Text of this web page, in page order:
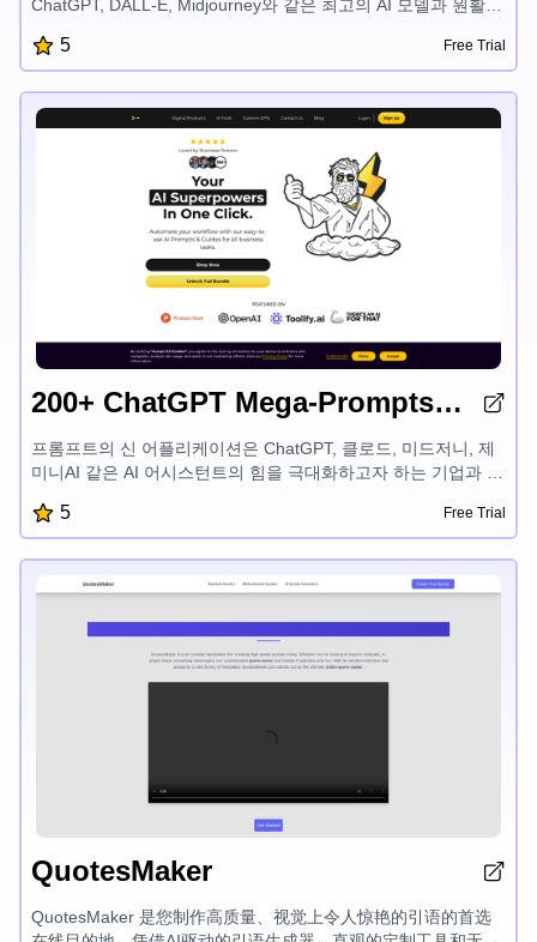
ChatGPT, DALL-E, Midjourney와 같은 최고의 AI 모델과 원활하
능, 내장된 AI 어시스턴트를 통해 OctiAI는 콘텐츠 작성에서 데이
터 분석에 이르는 다양한 분야에서 생성형 AI의 잠재력을 최대한
5 Free Trial
200+ ChatGPT Mega-Prompts for SEO
프롬프트의 신 어플리케이션은 ChatGPT, 클로드, 미드저니, 제
미니AI 같은 AI 어시스턴트의 힘을 극대화하고자 하는 기업과 개
프롬프트로 구성된 큐레이션 셋을 갖추고 있어, 콘텐츠 제작, 이
미지 생성, 비즈니스 자동화 작업을 원활하게 수행할 수 있어 효
5 Free Trial
QuotesMaker
QuotesMaker 是您制作高质量、视觉上令人惊艳的引语的首选